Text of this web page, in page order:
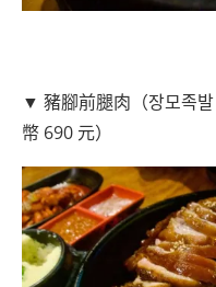
▼ 豬腳前腿肉（장모족
幣 690 元）